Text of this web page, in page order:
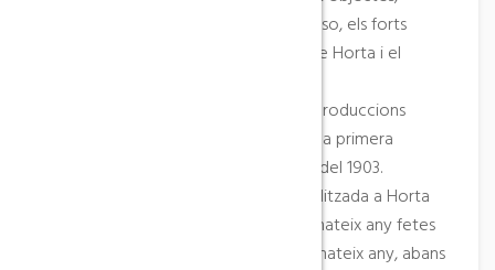
fotografies i paraules del propi Picasso, els forts
lligams afectius que s’establiren entre Horta i el
A la primera planta s’exposen les reproduccions
facsímils de les obres realitzades en la primera
estada (1898-1899) i les evocacions del 1903.
A la segona planta l’obra cubista realitzada a Horta
l’estiu de 1909 i les evocacions del mateix any fetes
a Barcelona i París la primavera del mateix any, abans